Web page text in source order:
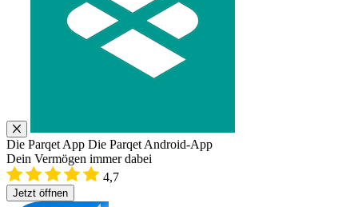
Die Parqet App Die Parqet Android-App
Dein Vermögen immer dabei
4,7
Jetzt öffnen